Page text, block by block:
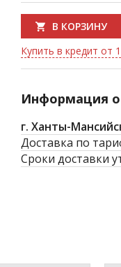
В КОРЗИНУ
Купить в кредит от
Информация о
г. Ханты-
Доставка по
Сроки доставки